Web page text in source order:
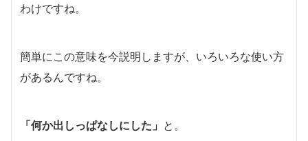
わけですね。
簡単にこの意味を今説明しますが、いろいろな使い方
があるんですね。
「何か出しっぱなしにした」 と。